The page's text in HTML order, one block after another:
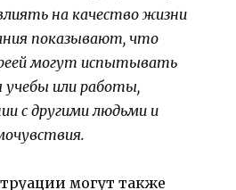
на качество жизни
показывают, что
могут испытывать
или работы,
с другими людьми и
могут также